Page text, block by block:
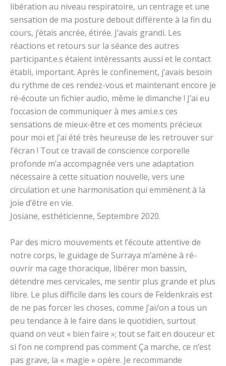
libération au niveau respiratoire, un centrage et une
sensation de ma posture debout différente à la fin du
cours, j’étais ancrée, étirée. J’avais grandi. Les
réactions et retours sur la séance des autres
participant.e.s étaient intéressants aussi et le contact
établi, important. Après le confinement, j’avais besoin
du rythme de ces rendez-vous et maintenant encore je
ré-écoute un fichier audio, même le dimanche ! J’ai eu
l’occasion de communiquer à mes ami.e.s ces
sensations de mieux-être et ces moments précieux
pour moi et j’ai été très heureuse de les retrouver sur
l’écran ! Tout ce travail de conscience corporelle
profonde m’a accompagnée vers une adaptation
nécessaire à cette situation nouvelle, vers une
circulation et une harmonisation qui emmènent à la
joie d’être en vie.
Josiane, esthéticienne, Septembre 2020.
Par des micro mouvements et l’écoute attentive de
notre corps, le guidage de Surraya m’amène à ré-
ouvrir ma cage thoracique, libérer mon bassin,
détendre mes cervicales, me sentir plus grande et plus
libre. Le plus difficile dans les cours de Feldenkraïs est
de ne pas forcer les choses, comme j’ai/on a tous un
peu tendance à le faire dans le quotidien, surtout
quand on veut « bien faire »; tout se fait en douceur et
si l’on ne comprend pas comment Ça marche, ce n’est
pas grave, la « magie » opère. Je recommande